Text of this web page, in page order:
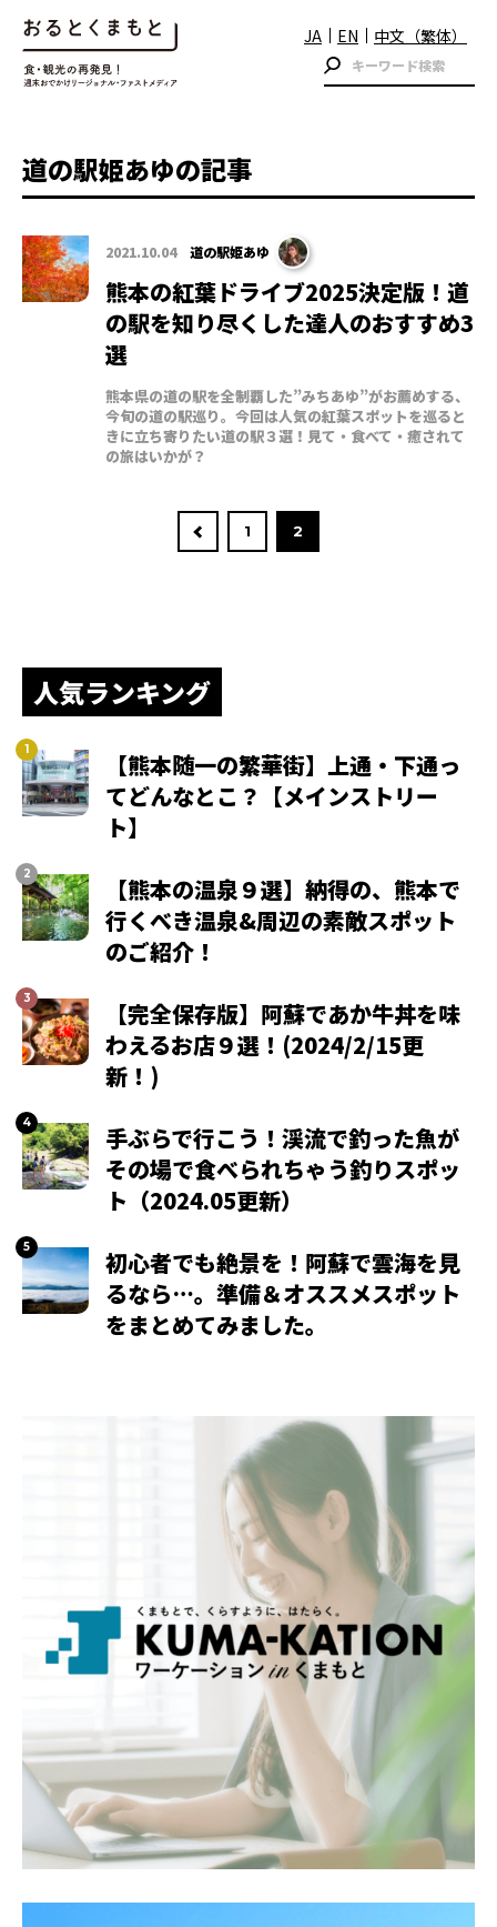
JA EN 中文（繁体）
道の駅姫あゆの記事
2021.10.04 道の駅姫あゆ
熊本の紅葉ドライブ2025決定版！道
の駅を知り尽くした達人のおすすめ3
選
熊本県の道の駅を全制覇した”みちあゆ”がお薦めする、
今旬の道の駅巡り。今回は人気の紅葉スポットを巡ると
きに立ち寄りたい道の駅３選！見て・食べて・癒されて
の旅はいかが？
1 2
人気ランキング
【熊本随一の繁華街】上通・下通っ
てどんなとこ？【メインストリー
ト】
【熊本の温泉９選】納得の、熊本で
行くべき温泉&周辺の素敵スポット
のご紹介！
【完全保存版】阿蘇であか牛丼を味
わえるお店９選！(2024/2/15更
新！)
手ぶらで行こう！渓流で釣った魚が
その場で食べられちゃう釣りスポッ
ト（2024.05更新）
初心者でも絶景を！阿蘇で雲海を見
るなら…。準備＆オススメスポット
をまとめてみました。